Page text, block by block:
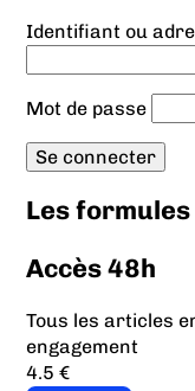
Identifiant ou
Mot de passe
Les
Accès 48h
Tous les articles
engagement
4.5 €